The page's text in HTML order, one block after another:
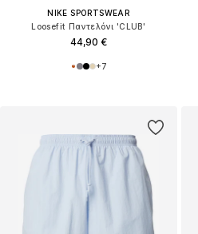
NIKE SPORTSWEAR
Loosefit Παντελόνι 'CLUB'
44,90 €
+7